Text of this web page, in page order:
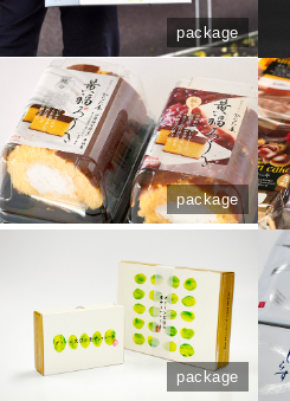
package
package
package